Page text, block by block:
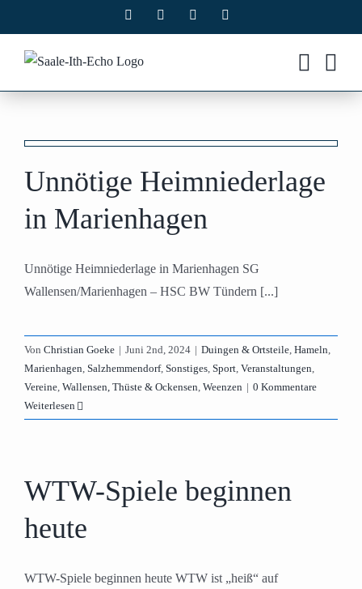
Inhalt
springen
Facebook Instagram
Unnötige Heimniederlage
in Marienhagen
Unnötige Heimniederlage in Marienhagen SG
Wallensen/Marienhagen – HSC BW Tündern [...]
Von Christian Goeke | Juni 2nd, 2024 | Duingen & Ortsteile, Hameln,
Marienhagen, Salzhemmendorf, Sonstiges, Sport, Veranstaltungen,
Vereine, Wallensen, Thüste & Ockensen, Weenzen | 0 Kommentare
Weiterlesen
WTW-Spiele beginnen
heute
WTW-Spiele beginnen heute WTW ist „heiß“ auf